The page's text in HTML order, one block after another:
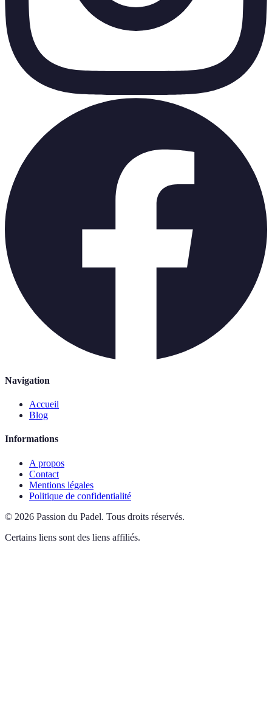
Navigation
Accueil
Blog
Informations
A propos
Contact
Mentions légales
Politique de confidentialité
© 2026 Passion du Padel. Tous droits réservés.
Certains liens sont des liens affiliés.